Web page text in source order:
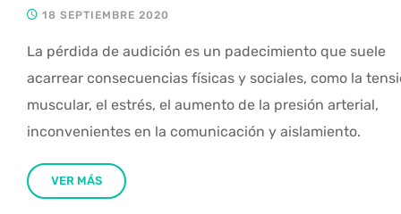
18 SEPTIEMBRE 2020
La pérdida de audición es un padecimiento que suele
acarrear consecuencias físicas y sociales, como la
muscular, el estrés, el aumento de la presión arterial,
inconvenientes en la comunicación y aislamiento.
VER MÁS